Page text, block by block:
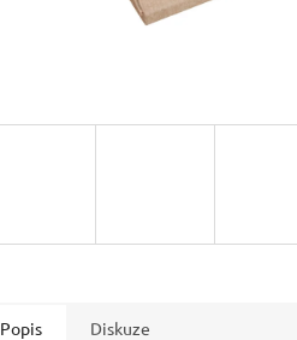
Popis Diskuze